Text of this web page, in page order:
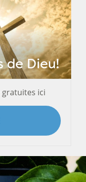
de Dieu!
gratuites ici